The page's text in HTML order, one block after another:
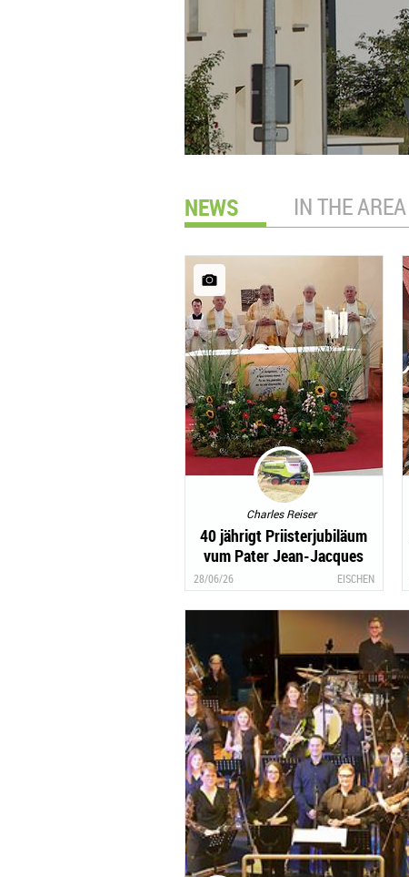
NEWS IN THE AREA
Charles Reiser
40 jährigt Priisterjubiläum
vum Pater Jean-Jacques
Flammang- Clairefontaine
28/06/26 EISCHEN